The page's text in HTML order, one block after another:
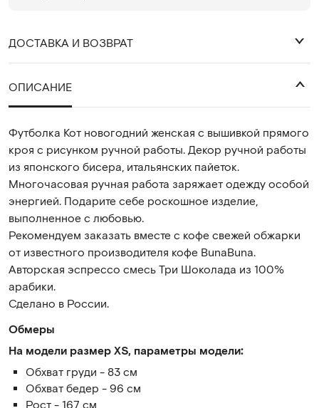
ДОСТАВКА И ВОЗВРАТ
ОПИСАНИЕ
Футболка Кот новогодний женская с вышивкой прямого
кроя с рисунком ручной работы. Декор ручной работы
из японского бисера, итальянских пайеток.
Многочасовая ручная работа заряжает одежду особой
энергией. Подарите себе роскошное изделие,
выполненное с любовью.
Рекомендуем заказать вместе с кофе свежей обжарки
от известного производителя кофе BunaBuna.
Авторская эспрессо смесь Три Шоколада из 100%
арабики.
Сделано в России.
Обмеры
На модели размер XS, параметры модели:
Обхват груди - 83 см
Обхват бедер - 96 см
Рост - 167 см